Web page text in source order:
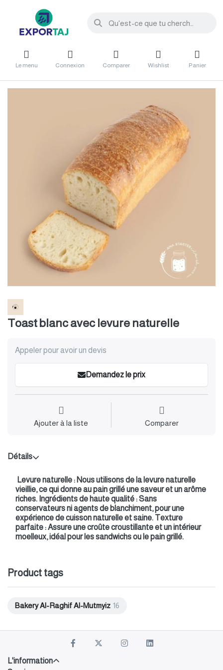
Le menu Connexion Comparer Wishlist Panier
Toast blanc avec levure naturelle
Appeler pour avoir un devis
Demandez le prix
Ajouter à la liste Comparer
Détails
Levure naturelle : Nous utilisons de la levure naturelle
vieillie, ce qui donne au pain grillé une saveur et un arôme
riches. Ingrédients de haute qualité : Sans
conservateurs ni agents de blanchiment, pour une
expérience de cuisson naturelle et saine. Texture
parfaite : Assure une croûte croustillante et un intérieur
moelleux, idéal pour les sandwichs ou le pain grillé.
Product tags
Bakery Al-Raghif Al-Mutmyiz 16
L'information